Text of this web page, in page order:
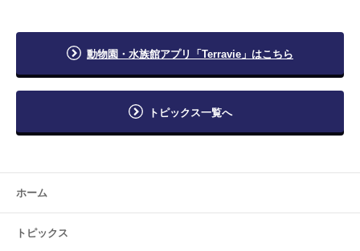
動物園・水族館アプリ「Terravie」はこちら
トピックス一覧へ
ホーム
トピックス